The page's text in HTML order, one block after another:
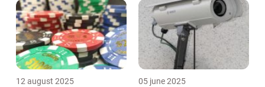
12 august 2025 05 june 2025